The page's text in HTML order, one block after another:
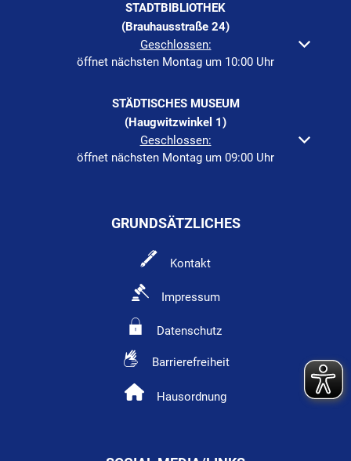
STADTBIBLIOTHEK
(Brauhausstraße 24)
Klicken, um weitere Öffnungs- oder Schließzeiten
Geschlossen:
öffnet nächsten Montag um 10:00 Uhr
STÄDTISCHES MUSEUM
(Haugwitzwinkel 1)
Klicken, um weitere Öffnungs- oder Schließzeiten
Geschlossen:
öffnet nächsten Montag um 09:00 Uhr
GRUNDSÄTZLICHES
Kontakt
Impressum
Datenschutz
Barrierefreiheit
Hausordnung